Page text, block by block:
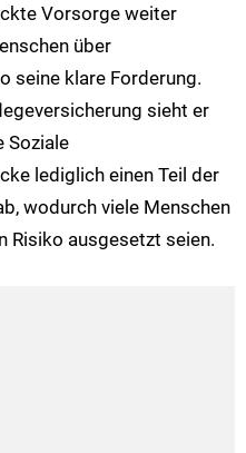
Vorsorge weiter
über
seine klare Forderung.
sieht er
Soziale
lediglich einen Teil der
wodurch viele Menschen
Risiko ausgesetzt seien.